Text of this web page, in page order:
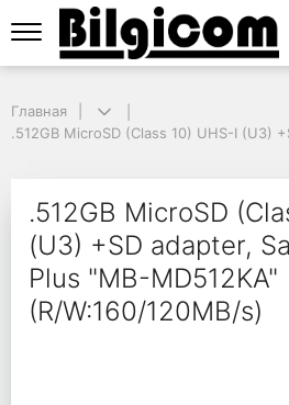
.512GB MicroSD (Class 10) UHS-I (U3)
.512GB
Главная
.512GB MicroSD (Class 10) UHS-I (U3)
.512GB MicroSD
(U3) +SD adapter,
Plus "MB-MD512KA"
(R/W:160/120MB/s)